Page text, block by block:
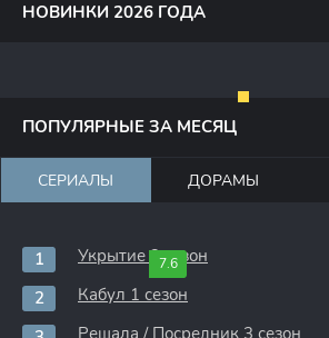
НОВИНКИ 2026 ГОДА
ПОПУЛЯРНЫЕ ЗА МЕСЯЦ
СЕРИАЛЫ ДОРАМЫ
7.6
Укрытие 3 сезон
Кабул 1 сезон
Решала / Посредник 3 сезон